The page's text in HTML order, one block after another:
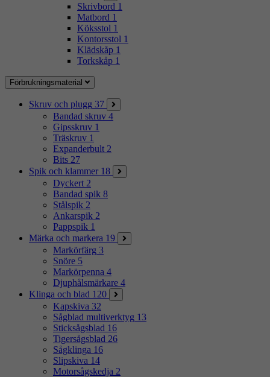
Skrivbord 1
Matbord 1
Köksstol 1
Kontorsstol 1
Klädskåp 1
Torkskåp 1
Förbrukningsmaterial
Skruv och plugg 37
Bandad skruv 4
Gipsskruv 1
Träskruv 1
Expanderbult 2
Bits 27
Spik och klammer 18
Dyckert 2
Bandad spik 8
Stålspik 2
Ankarspik 2
Pappspik 1
Märka och markera 19
Markörfärg 3
Snöre 5
Markörpenna 4
Djuphålsmärkare 4
Klinga och blad 120
Kapskiva 32
Sågblad multiverktyg 13
Sticksågsblad 16
Tigersågsblad 26
Sågklinga 16
Slipskiva 14
Motorsågskedja 2